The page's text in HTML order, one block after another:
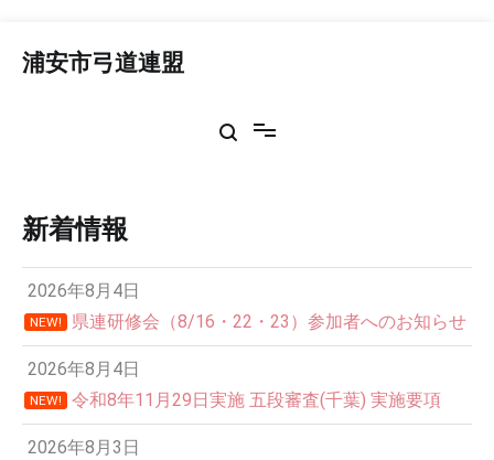
浦安市弓道連盟
新着情報
2026年8月4日
NEW! 県連研修会（8/16・22・23）参加者へのお知らせ
2026年8月4日
NEW! 令和8年11月29日実施 五段審査(千葉) 実施要項
2026年8月3日